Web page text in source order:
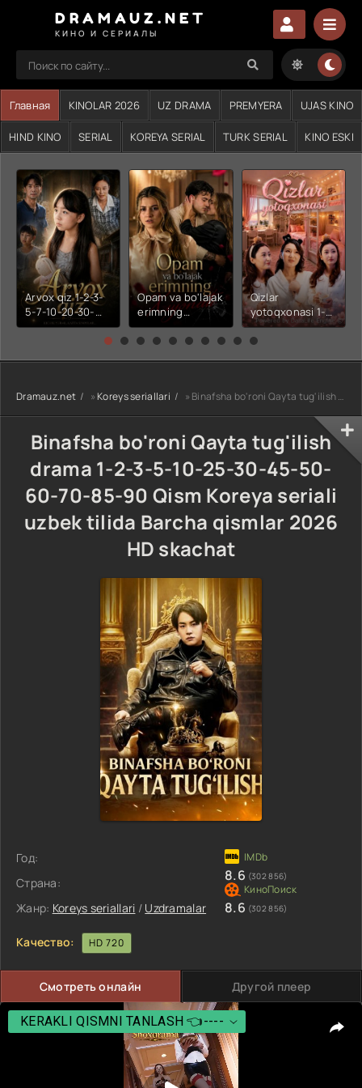
DRAMAUZ.NET
КИНО И СЕРИАЛЫ
Главная KINOLAR 2026 UZ DRAMA PREMYERA UJAS KINO
HIND KINO SERIAL KOREYA SERIAL TURK SERIAL KINO ESKI
Arvox qiz 1-2-3-
5-7-10-20-30-
50-60-70-80-
2026 HD skachat
Opam va bo'lajak
erimning
xiyonati 1-2-3-4-
5-6-7-10-20-30-
seriali uzbek
tilida Barcha
skachat
Qizlar
yotoqxonasi 1-2-
3-4-5-6-7-10-20-
30-50-60-70-80-
tilida Barcha
qismlar 2026 HD
Dramauz.net »Koreys seriallari » Binafsha bo'roni Qayta tug'ilish drama 1-2-3-5-10-25-30-45-50-60-70-85-90 Qism Koreya seriali uzbek tilida Barcha qismlar 2026 HD skachat
Binafsha bo'roni Qayta tug'ilish
drama 1-2-3-5-10-25-30-45-50-
60-70-85-90 Qism Koreya seriali
uzbek tilida Barcha qismlar 2026
HD skachat
Год:
Страна:
Жанр: Koreys seriallari / Uzdramalar
8.6 (302 856)
8.6 (302 856)
Качество: HD 720
Смотреть онлайн Другой плеер
KERAKLI QISMNI TANLASH 👈----
KERAKLI QISMNI TANLASH 👈----